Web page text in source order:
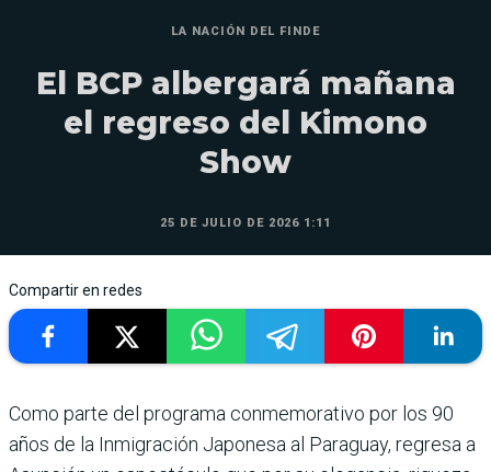
LA NACIÓN DEL FINDE
El BCP albergará mañana
el regreso del Kimono
Show
25 DE JULIO DE 2026 1:11
Compartir en redes
Como parte del programa conmemorativo por los 90
años de la Inmigración Japo­nesa al Paraguay, regresa a